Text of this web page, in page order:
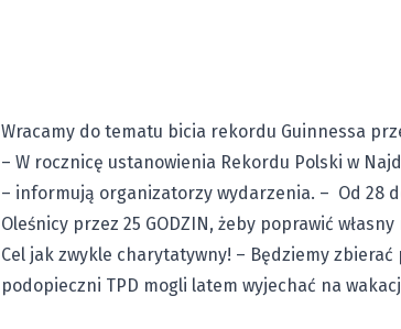
Wracamy do tematu bicia rekordu Guinnessa
– W rocznicę ustanowienia Rekordu Polski w
– informują organizatorzy wydarzenia. – Od 28
Oleśnicy przez 25 GODZIN, żeby poprawić
Cel jak zwykle charytatywny! – Będziemy zbierać
podopieczni TPD mogli latem wyjechać na